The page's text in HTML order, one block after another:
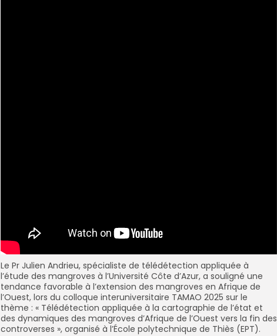
Le Pr Julien Andrieu, spécialiste de télédétection appliquée à
l’étude des mangroves à l’Université Côte d’Azur, a souligné une
tendance favorable à l’extension des mangroves en Afrique de
l’Ouest, lors du colloque interuniversitaire TAMAO 2025 sur le
thème : « Télédétection appliquée à la cartographie de l’état et
des dynamiques des mangroves d’Afrique de l’Ouest vers la fin des
controverses », organisé à l’École polytechnique de Thiès (EPT).